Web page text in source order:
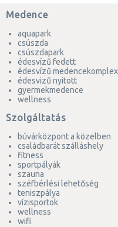
Medence
aquapark
csúszda
csúszdapark
édesvízű fedett
édesvízű
édesvizű nyitott
gyermekmedence
wellness
Szolgáltatás
búvárközpont a közelben
családbarát szálláshely
fitness
sportpályák
szauna
széfbérlési lehetőség
teniszpálya
vízisportok
wellness
wifi